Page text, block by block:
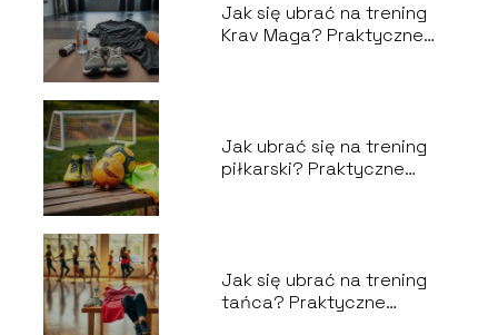
Jak się ubrać na trening
Krav Maga? Praktyczne
Jak ubrać się na trening
piłkarski? Praktyczne
Jak się ubrać na trening
tańca? Praktyczne